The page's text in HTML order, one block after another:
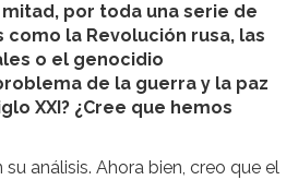
por toda una serie de
la Revolución rusa, las
o el genocidio
de la guerra y la paz
XXI? ¿Cree que hemos
análisis. Ahora bien, creo que el